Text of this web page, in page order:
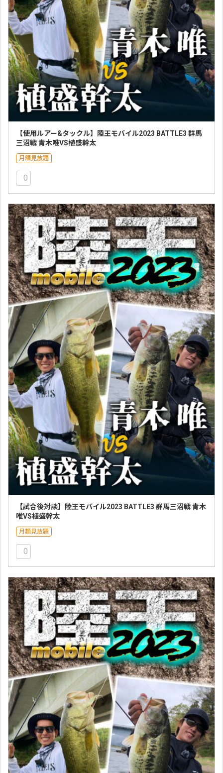
【使用ルアー&タックル】陸王モバイル2023 BATTLE3 群馬
三沼戦 青木唯VS植盛幹太
月額見放題
0
【試合後対談】陸王モバイル2023 BATTLE3 群馬三沼戦 青木
唯VS植盛幹太
月額見放題
0